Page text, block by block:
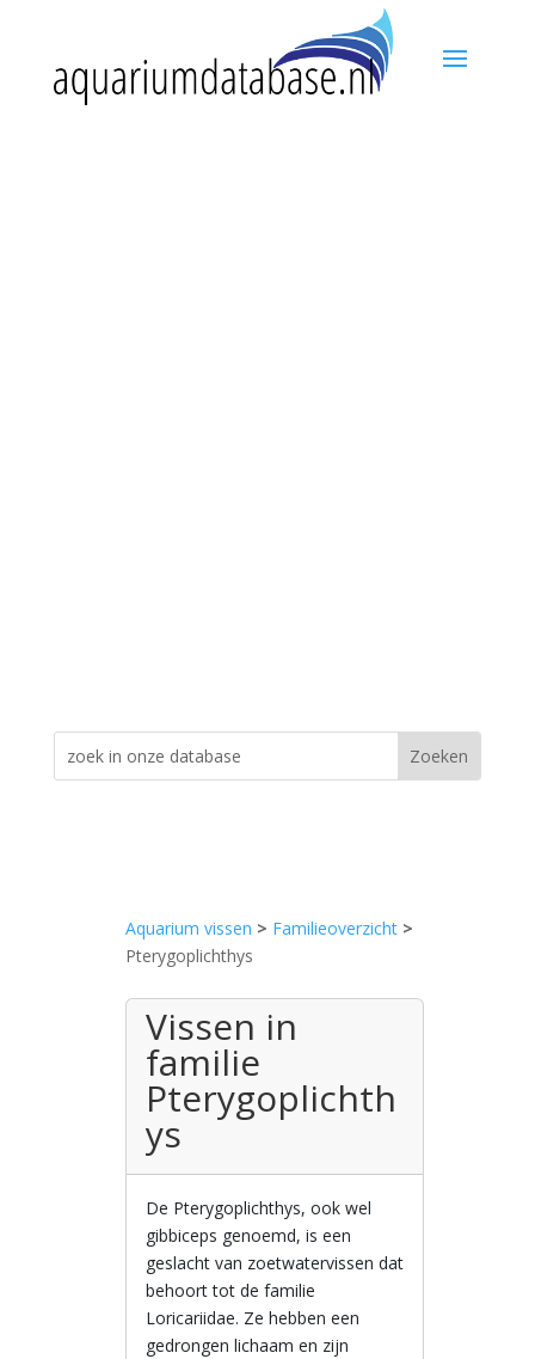
Aquarium vissen > Familieoverzicht >
Pterygoplichthys
Vissen in
familie
Pterygoplichth
ys
De Pterygoplichthys, ook wel
gibbiceps genoemd, is een
geslacht van zoetwatervissen dat
behoort tot de familie
Loricariidae. Ze hebben een
gedrongen lichaam en zijn